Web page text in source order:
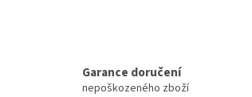
Garance doručení
nepoškozeného zboží